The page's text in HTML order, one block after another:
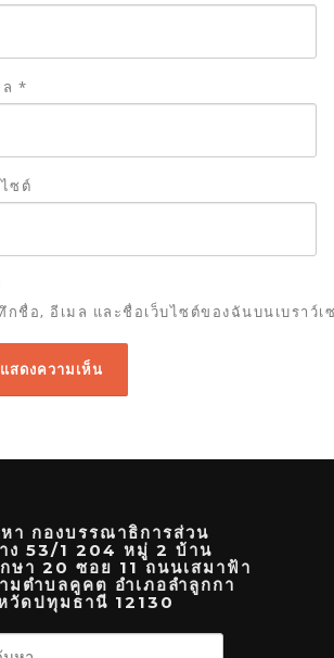
*
ซต์
กชื่อ, อีเมล และชื่อเว็บไซต์ของฉันบนเบราว์
า กองบรรณาธิการส่วน
ง 53/1 204 หมู่ 2 บ้าน
ษา 20 ซอย 11 ถนนเสมาฟ้า
มตำบลคูคต อำเภอลำลูกกา
วัดปทุมธานี 12130